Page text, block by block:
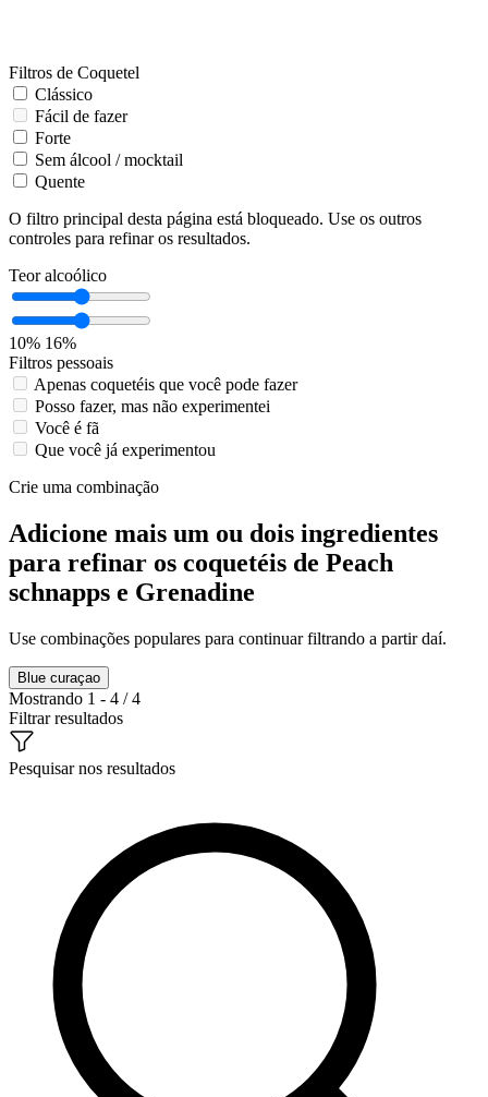
Filtros de Coquetel
Clássico
Fácil de fazer
Forte
Sem álcool / mocktail
Quente
O filtro principal desta página está bloqueado. Use os outros
controles para refinar os resultados.
Teor alcoólico
10% 16%
Filtros pessoais
Apenas coquetéis que você pode fazer
Posso fazer, mas não experimentei
Você é fã
Que você já experimentou
Crie uma combinação
Adicione mais um ou dois ingredientes
para refinar os coquetéis de Peach
schnapps e Grenadine
Use combinações populares para continuar filtrando a partir daí.
Blue curaçao
Mostrando 1 - 4 / 4
Filtrar resultados
Pesquisar nos resultados